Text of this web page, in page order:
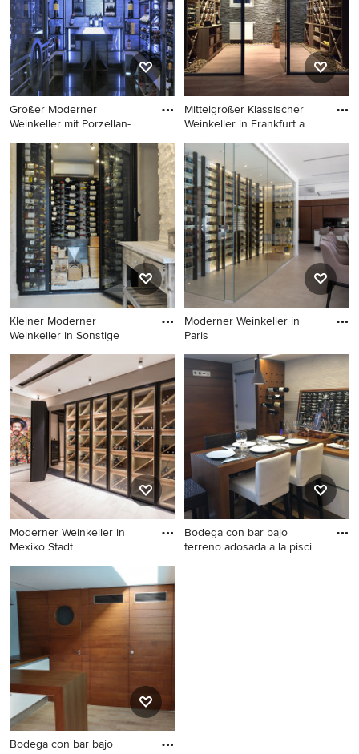
Großer Moderner
Weinkeller mit Porzellan-
Großer Moderner Weinkeller
mit Porzellan-Bodenfliesen in
Madrid
Mittelgroßer Klassischer
Weinkeller in Frankfurt a
Mittelgroßer Klassischer
Weinkeller in Frankfurt am
Main
Kleiner Moderner
Weinkeller in Sonstige
Kleiner Moderner Weinkeller
in Sonstige
Moderner Weinkeller in
Paris
Moderner Weinkeller in Paris
Moderner Weinkeller in
Mexiko Stadt
Moderner Weinkeller in
Mexiko Stadt
Bodega con bar bajo
terreno adosada a la piscina
Bodega con bar bajo